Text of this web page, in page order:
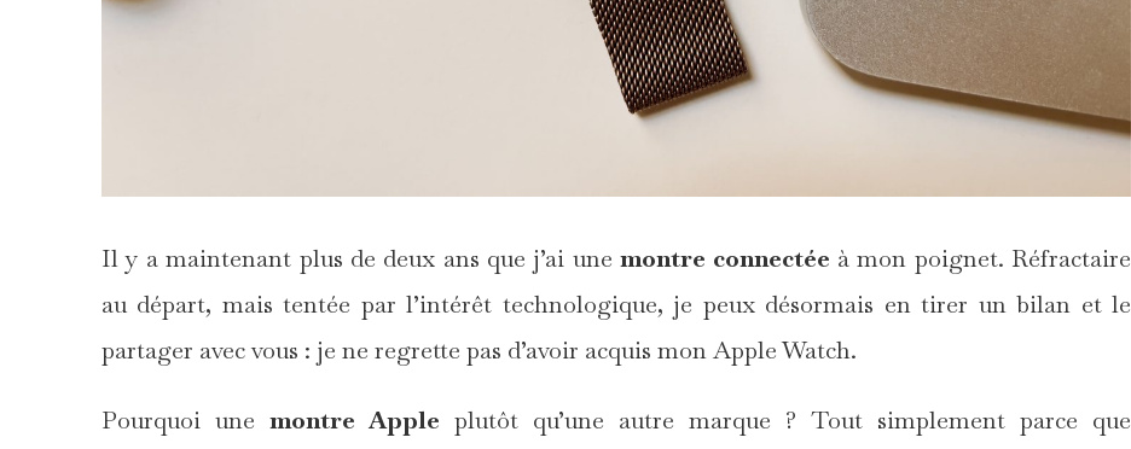
Il y a maintenant plus de deux ans que j’ai unemontre connectée à mon poignet. Réfractaire
au départ, mais tentée par l’intérêt technologique, je peux désormais en tirer un bilan et le
partager avec vous : je ne regrette pas d’avoir acquis mon Apple Watch.
Pourquoi une montre Apple plutôt qu’une autre marque ? Tout simplement parce que